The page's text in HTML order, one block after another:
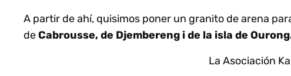
A partir de ahí, quisimos poner un granito de arena
deCabrousse, de Djembereng i de la isla de
La Asociación